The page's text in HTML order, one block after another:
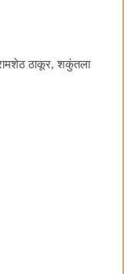
ठाकूर, शकुंतला